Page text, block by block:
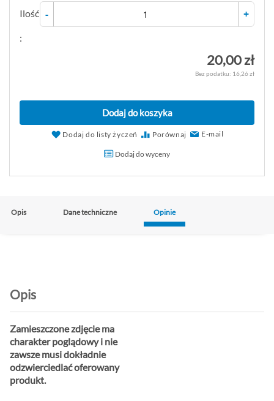
Ilość
:
- +
20,00 zł
16,26 zł
Dodaj do koszyka
Dodaj do listy życzeń Porównaj E-mail
Dodaj do wyceny
Opis Dane techniczne Opinie
Opis
Zamieszczone zdjęcie ma
charakter poglądowy i nie
zawsze musi dokładnie
odzwierciedlać oferowany
produkt.